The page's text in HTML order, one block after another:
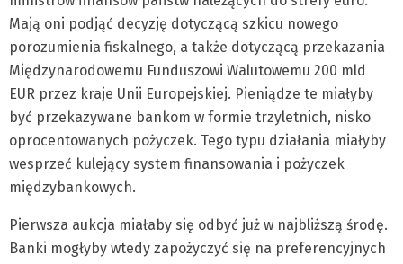
Mają oni podjąć decyzję dotyczącą szkicu nowego
porozumienia fiskalnego, a także dotyczącą przekazania
Międzynarodowemu Funduszowi Walutowemu 200 mld
EUR przez kraje Unii Europejskiej. Pieniądze te miałyby
być przekazywane bankom w formie trzyletnich, nisko
oprocentowanych pożyczek. Tego typu działania miałyby
wesprzeć kulejący system finansowania i pożyczek
międzybankowych.
Pierwsza aukcja miałaby się odbyć już w najbliższą środę.
Banki mogłyby wtedy zapożyczyć się na preferencyjnych